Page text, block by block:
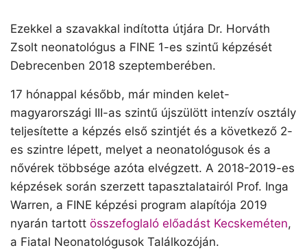
Ezekkel a szavakkal indította útjára Dr. Horváth
Zsolt neonatológus a FINE 1-es szintű képzését
Debrecenben 2018 szeptemberében.
17 hónappal később, már minden kelet-
magyarországi III-as szintű újszülött intenzív osztály
teljesítette a képzés első szintjét és a következő 2-
es szintre lépett, melyet a neonatológusok és a
nővérek többsége azóta elvégzett. A 2018-2019-es
képzések során szerzett tapasztalatairól Prof. Inga
Warren, a FINE képzési program alapítója 2019
nyarán tartott összefoglaló előadást Kecskeméten,
a Fiatal Neonatológusok Találkozóján.